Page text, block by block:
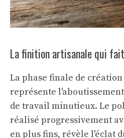
La finition artisanale qui
La phase finale de
représente
de travail minutieux. Le
réalisé progressivement
en plus fins, révèle l'éclat